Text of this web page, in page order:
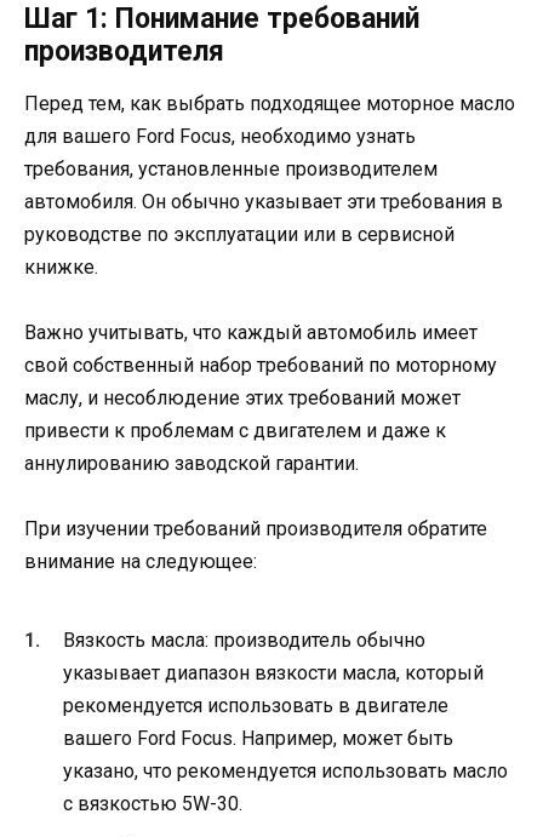
Шаг 1: Понимание требований
производителя
Перед тем, как выбрать подходящее моторное масло
для вашего Ford Focus, необходимо узнать
требования, установленные производителем
автомобиля. Он обычно указывает эти требования в
руководстве по эксплуатации или в сервисной
книжке.
Важно учитывать, что каждый автомобиль имеет
свой собственный набор требований по моторному
маслу, и несоблюдение этих требований может
привести к проблемам с двигателем и даже к
аннулированию заводской гарантии.
При изучении требований производителя обратите
внимание на следующее:
Вязкость масла: производитель обычно
указывает диапазон вязкости масла, который
рекомендуется использовать в двигателе
вашего Ford Focus. Например, может быть
указано, что рекомендуется использовать масло
с вязкостью 5W-30.